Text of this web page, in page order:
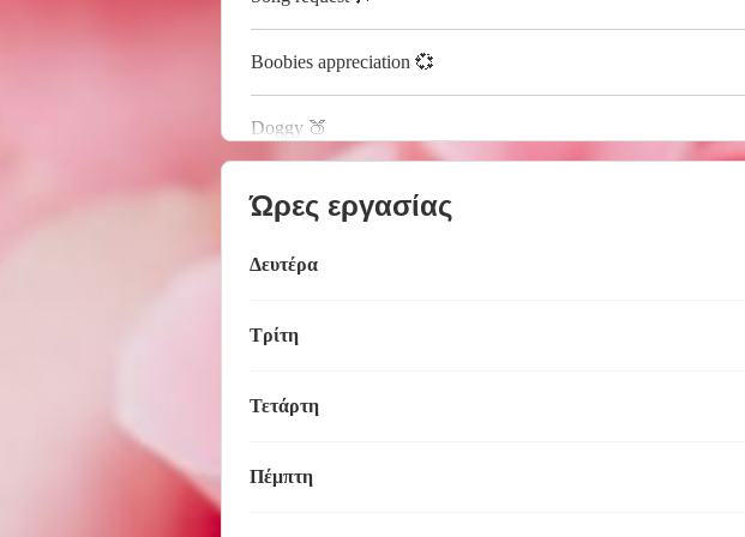
Boobies appreciation 💞
Doggy 🍑
Ώρες εργασίας
Δευτέρα
Τρίτη
Τετάρτη
Πέμπτη